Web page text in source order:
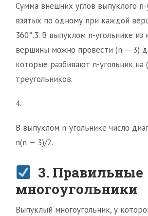
Сумма внешних углов выпуклого n-
взятых по одному при каждой
360°.3. В выпуклом n-угольнике из
вершины можно провести (n — 3)
которые разбивают n-угольник на
треугольников.
4.
В выпуклом n-угольнике число
n(n — 3)/2.
3. Правильные
многоугольники
Выпуклый многоугольник, у